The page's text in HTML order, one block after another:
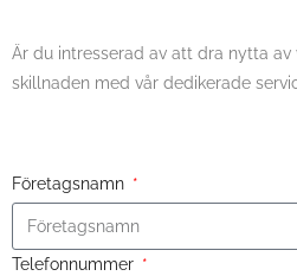
Är du intresserad av att dra nytta
skillnaden med vår dedikerade
Företagsnamn
Telefonnummer